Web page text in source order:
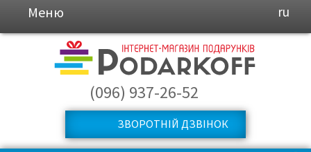
Меню ru
(096) 937-26-52
ЗВОРОТНІЙ ДЗВІНОК